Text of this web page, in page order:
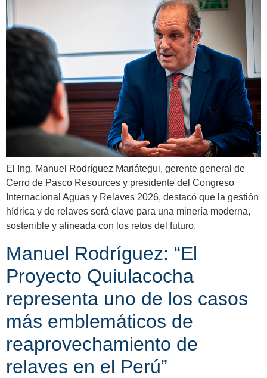
El Ing. Manuel Rodríguez Mariátegui, gerente general de
Cerro de Pasco Resources y presidente del Congreso
Internacional Aguas y Relaves 2026, destacó que la gestión
hídrica y de relaves será clave para una minería moderna,
sostenible y alineada con los retos del futuro.
Manuel Rodríguez: “El
Proyecto Quiulacocha
representa uno de los casos
más emblemáticos de
reaprovechamiento de
relaves en el Perú”